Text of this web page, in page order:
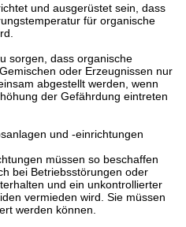
und ausgerüstet sein, dass
für organische
sorgen, dass organische
oder Erzeugnissen nur
abgestellt werden, wenn
der Gefährdung eintreten
und -einrichtungen
müssen so beschaffen
bei Betriebsstörungen oder
und ein unkontrollierter
vermieden wird. Sie müssen
werden können.